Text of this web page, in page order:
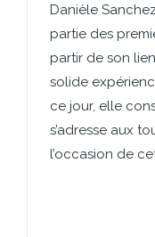
Danièle
partie des
partir de son
solide
ce jour, elle
s’adresse aux
l’occasion de